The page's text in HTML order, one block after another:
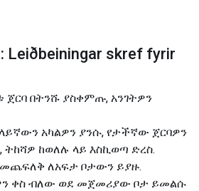
Leiðbeiningar skref fyrir
በትንሹ ያስቀምጡ, አንገትዎን
አካልዎን ያንሱ, የታችኛው ጀርባዎን
ከወለሉ ላይ እስኪወጣ ድረስ.
ለአፍታ ቦታውን ይያዙ.
ቀስ ብለው ወደ መጀመሪያው ቦታ ይመልሱ